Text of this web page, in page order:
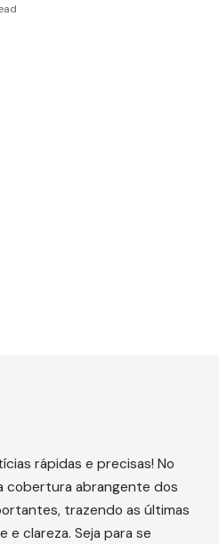
rápidas e precisas! No
cobertura abrangente dos
trazendo as últimas
e clareza. Seja para se